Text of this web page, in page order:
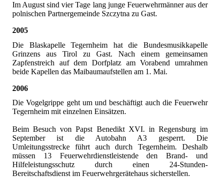
Im August sind vier Tage lang junge Feuerwehrmänner aus der
polnischen Partnergemeinde Szczytna zu Gast.
2005
Die Blaskapelle Tegernheim hat die Bundesmusikkapelle
Grinzens aus Tirol zu Gast. Nach einem gemeinsamen
Zapfenstreich auf dem Dorfplatz am Vorabend umrahmen
beide Kapellen das Maibaumaufstellen am 1. Mai.
2006
Die Vogelgrippe geht um und beschäftigt auch die Feuerwehr
Tegernheim mit einzelnen Einsätzen.
Beim Besuch von Papst Benedikt XVI. in Regensburg im
September ist die Autobahn A3 gesperrt. Die
Umleitungsstrecke führt auch durch Tegernheim. Deshalb
müssen 13 Feuerwehrdienstleistende den Brand- und
Hilfeleistungsschutz durch einen 24-Stunden-
Bereitschaftsdienst im Feuerwehrgerätehaus sicherstellen.